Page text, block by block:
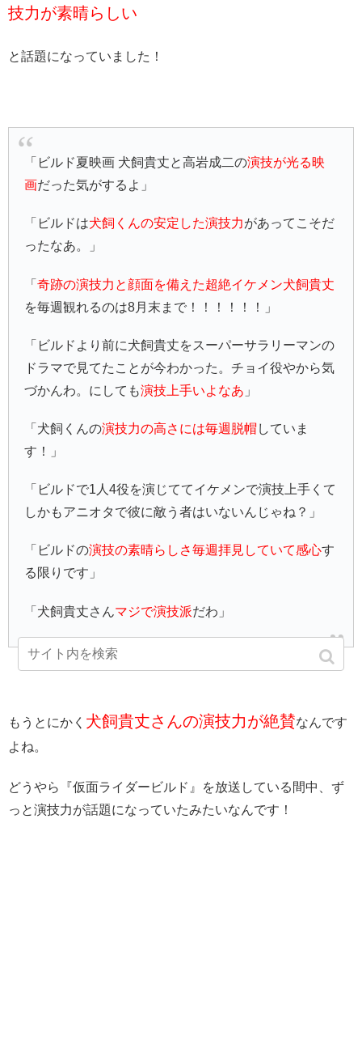
技力が素晴らしい
と話題になっていました！
「ビルド夏映画 犬飼貴丈と高岩成二の演技が光る映
画だった気がするよ」
「ビルドは犬飼くんの安定した演技力があってこそだ
ったなあ。」
「奇跡の演技力と顔面を備えた超絶イケメン犬飼貴丈
を毎週観れるのは8月末まで！！！！！！」
「ビルドより前に犬飼貴丈をスーパーサラリーマンの
ドラマで見てたことが今わかった。チョイ役やから気
づかんわ。にしても演技上手いよなあ 」
「犬飼くんの演技力の高さには毎週脱帽していま
す！」
「ビルドで1人4役を演じててイケメンで演技上手くて
しかもアニオタで彼に敵う者はいないんじゃね？」
「ビルドの演技の素晴らしさ毎週拝見していて感心す
る限りです」
「犬飼貴丈さんマジで演技派だわ」
もうとにかく 犬飼貴丈さんの演技力が絶賛なんです
よね。
どうやら『仮面ライダービルド』を放送している間中、ず
っと演技力が話題になっていたみたいなんです！